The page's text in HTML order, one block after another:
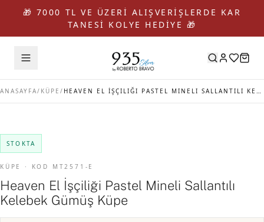
🎁 7000 TL VE ÜZERİ ALIŞVERİŞLERDE KAR
TANESİ KOLYE HEDİYE 🎁
ANASAYFA/ KÜPE / HEAVEN EL İŞÇILIĞI PASTEL MINELI SALLANTILI KELEBEK GÜMÜŞ KÜPE
STOKTA
KÜPE · KOD MT2571-E
Heaven El İşçiliği Pastel Mineli Sallantılı
Kelebek Gümüş Küpe